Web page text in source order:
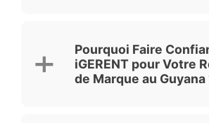
Pourquoi Faire
iGERENT pour Votre
de Marque au Guyana